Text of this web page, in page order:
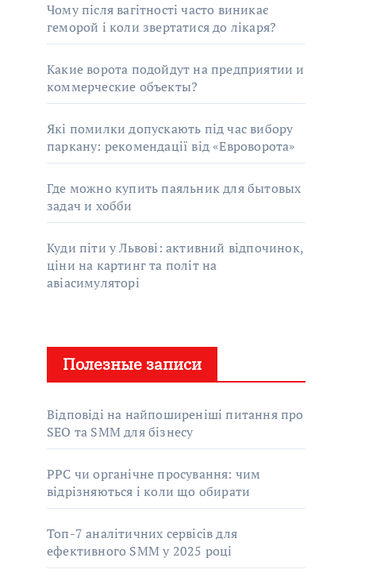
Чому після вагітності часто виникає
геморой і коли звертатися до лікаря?
Какие ворота подойдут на предприятии и
коммерческие объекты?
Які помилки допускають під час вибору
паркану: рекомендації від «Евроворота»
Где можно купить паяльник для бытовых
задач и хобби
Куди піти у Львові: активний відпочинок,
ціни на картинг та політ на
авіасимуляторі
Полезные записи
Відповіді на найпоширеніші питання про
SEO та SMM для бізнесу
PPC чи органічне просування: чим
відрізняються і коли що обирати
Топ-7 аналітичних сервісів для
ефективного SMM у 2025 році